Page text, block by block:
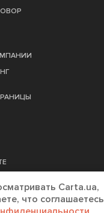
КОМПАНИЮ
Carta.ua,
что соглашаетесь